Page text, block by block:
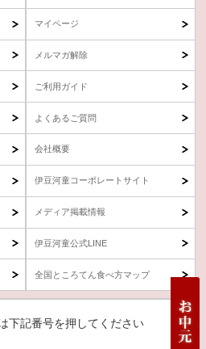
マイページ
メルマガ解除
ご利用ガイド
よくあるご質問
会社概要
伊豆河童コーポレートサイト
メディア掲載情報
伊豆河童公式LINE
全国ところてん食べ方マップ
下記番号を押してください